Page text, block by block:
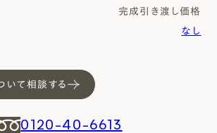
0120-40-6613
［受付時間］ 9:00～18:00
完成引き渡し価格
なし
いて相談する
0120-40-6613